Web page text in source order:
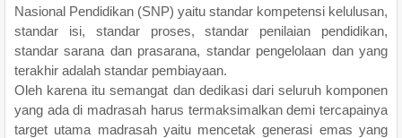
Nasional Pendidikan (SNP) yaitu standar kompetensi kelulusan,
standar isi, standar proses, standar penilaian pendidikan,
standar sarana dan prasarana, standar pengelolaan dan yang
terakhir adalah standar pembiayaan.
Oleh karena itu semangat dan dedikasi dari seluruh komponen
yang ada di madrasah harus termaksimalkan demi tercapainya
target utama madrasah yaitu mencetak generasi emas yang